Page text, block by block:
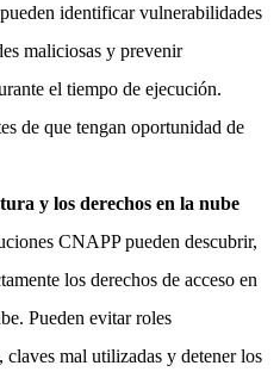
identificar vulnerabilidades
maliciosas y prevenir
el tiempo de ejecución.
de que tengan oportunidad de
y los derechos en la nube
CNAPP pueden descubrir,
los derechos de acceso en
Pueden evitar roles
claves mal utilizadas y detener los